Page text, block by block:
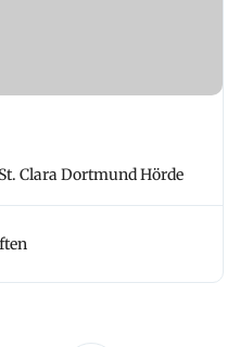
Clara Dortmund Hörde